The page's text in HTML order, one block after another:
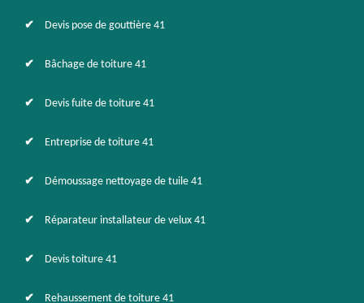
Devis pose de gouttière 41
Bâchage de toiture 41
Devis fuite de toiture 41
Entreprise de toiture 41
Démoussage nettoyage de tuile 41
Réparateur installateur de velux 41
Devis toiture 41
Rehaussement de toiture 41